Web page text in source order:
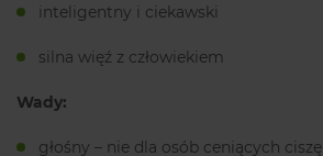
inteligentny i ciekawski
silna więź z człowiekiem
Wady:
głośny – nie dla osób ceniących ciszę